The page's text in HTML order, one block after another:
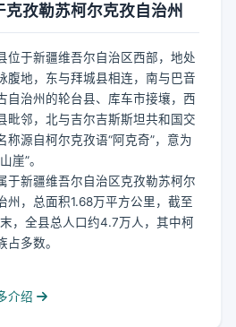
克孜勒苏柯尔克孜自治州
位于新疆维吾尔自治区西部，地处
腹地，东与拜城县相连，南与巴音
自治州的轮台县、库车市接壤，西
毗邻，北与吉尔吉斯斯坦共和国交
称源自柯尔克孜语“阿克奇”，意为
崖”。
于新疆维吾尔自治区克孜勒苏柯尔
州，总面积1.68万平方公里，截至
，全县总人口约4.7万人，其中柯
占多数。
介绍